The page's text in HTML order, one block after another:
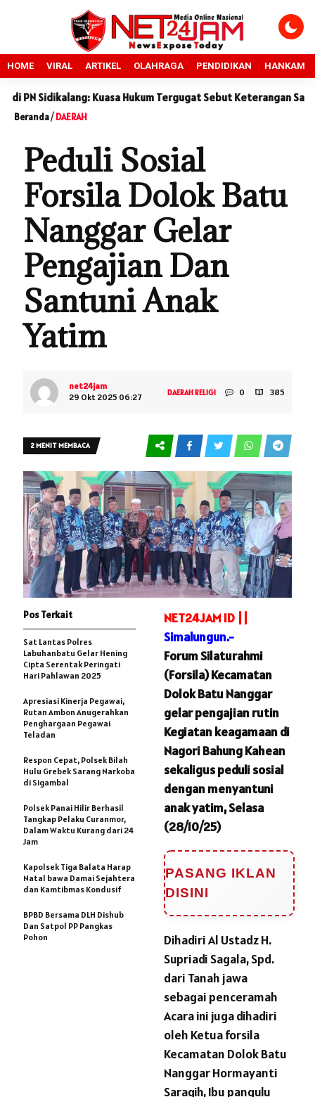
HOME VIRAL ARTIKEL OLAHRAGA PENDIDIKAN HANKAM
Kuasa Hukum Tergugat Sebut Keterangan Saksi
Beranda/DAERAH
Peduli Sosial
Forsila Dolok Batu
Nanggar Gelar
Pengajian Dan
Santuni Anak
Yatim
net24jam
29 Okt 2025 06:27
DAERAHRELIGI 0 385
2 MENIT MEMBACA
NET24JAM ID ||
Simalungun.-
Forum Silaturahmi
(Forsila) Kecamatan
Dolok Batu Nanggar
gelar pengajian rutin
Kegiatan keagamaan di
Nagori Bahung Kahean
sekaligus peduli sosial
dengan menyantuni
anak yatim, Selasa
(28/10/25)
PASANG IKLAN
DISINI
Dihadiri Al Ustadz H.
Supriadi Sagala, Spd.
dari Tanah jawa
sebagai penceramah
Acara ini juga dihadiri
oleh Ketua forsila
Kecamatan Dolok Batu
Nanggar Hormayanti
Saragih, Ibu pangulu
Pos Terkait
Sat Lantas Polres
Labuhanbatu Gelar Hening
Cipta Serentak Peringati
Hari Pahlawan 2025
Apresiasi Kinerja Pegawai,
Rutan Ambon Anugerahkan
Penghargaan Pegawai
Teladan
Respon Cepat, Polsek Bilah
Hulu Grebek Sarang Narkoba
di Sigambal
Polsek Panai Hilir Berhasil
Tangkap Pelaku Curanmor,
Dalam Waktu Kurang dari 24
Jam
Kapolsek Tiga Balata Harap
Natal bawa Damai Sejahtera
dan Kamtibmas Kondusif
BPBD Bersama DLH Dishub
Dan Satpol PP Pangkas
Pohon